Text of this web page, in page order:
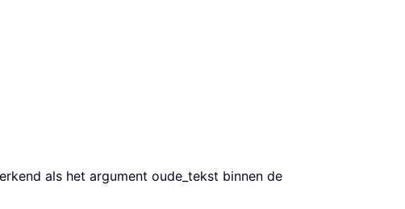
als het argument oude_tekst binnen de